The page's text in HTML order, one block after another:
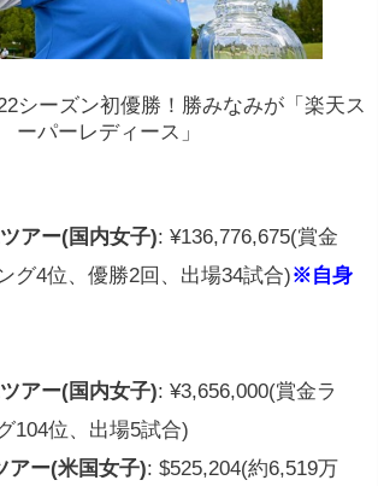
シーズン初優勝！勝みなみが「楽天ス
ーパーレディース」
アー(国内女子): ¥136,776,675(賞金
グ4位、優勝2回、出場34試合)※自身
アー(国内女子): ¥3,656,000(賞金ラ
104位、出場5試合)
アー(米国女子): $525,204(約6,519万